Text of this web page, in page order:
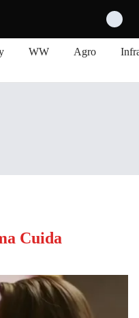
WW Agro
Cuida